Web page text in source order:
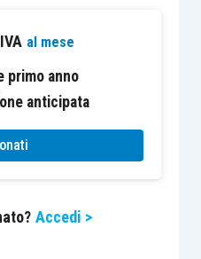
è stata oggetto di
ha interessato l’intera
comodo, con l’
in passato si rendeva
è lasciata la
al mese
primo anno
anticipata
Accedi >